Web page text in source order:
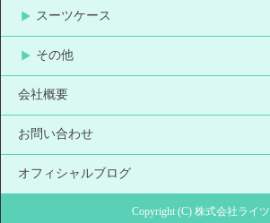
スーツケース
その他
会社概要
お問い合わせ
オフィシャルブログ
Copyright (C) 株式会社ライツ